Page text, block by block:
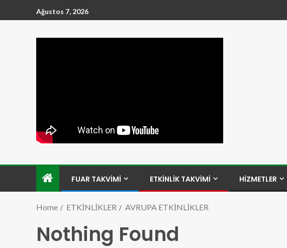
Ağustos 7, 2026
FUAR TAKVİMİ ETKİNLİK TAKVİMİ HİZMETLER
Home ETKİNLİKLER AVRUPA ETKİNLİKLER
Nothing Found